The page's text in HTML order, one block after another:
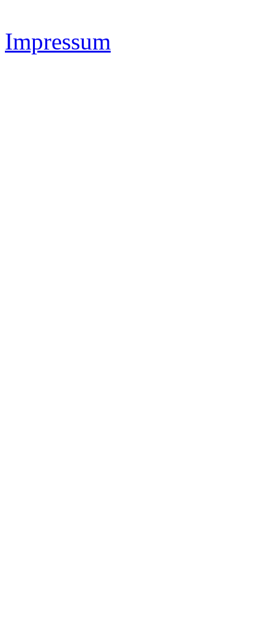
Impressum